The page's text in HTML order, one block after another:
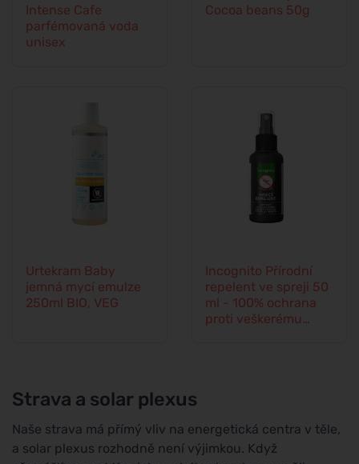
Intense Cafe
parfémovaná voda
unisex
Cocoa beans 50g
Urtekram Baby
jemná mycí emulze
250ml BIO, VEG
Incognito Přírodní
repelent ve spreji 50
ml - 100% ochrana
proti veškerému
Strava a solar plexus
Naše strava má přímý vliv na energetická centra v těle,
a solar plexus rozhodně není výjimkou. Když